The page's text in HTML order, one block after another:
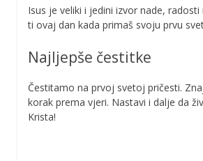
Isus je veliki i jedini izvor nade,
ti ovaj dan kada primaš svoju prvu
Najljepše čestitke
Čestitamo na prvoj svetoj pričesti.
korak prema vjeri. Nastavi i dalje da
Krista!